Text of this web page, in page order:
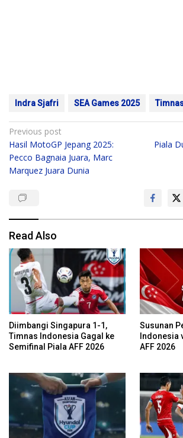
Indra Sjafri SEA Games 2025
Post
navigation
Previous post
Hasil MotoGP Jepang 2025:
Pecco Bagnaia Juara, Marc
Marquez Juara Dunia
Piala
Read Also
Diimbangi Singapura 1-1,
Timnas Indonesia Gagal ke
Semifinal Piala AFF 2026
Susunan
Indonesia
AFF 2026